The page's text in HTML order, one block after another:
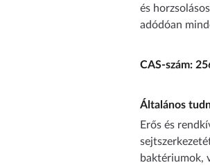
és
adódóan
CAS-szám:
Általános
Erős és
baktériumok,